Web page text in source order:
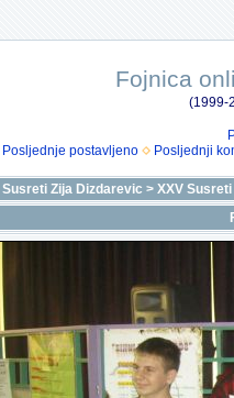
Fojnica
(1999-
Posljednje postavljeno Posljednji
Susreti Zija Dizdarevic > XXV